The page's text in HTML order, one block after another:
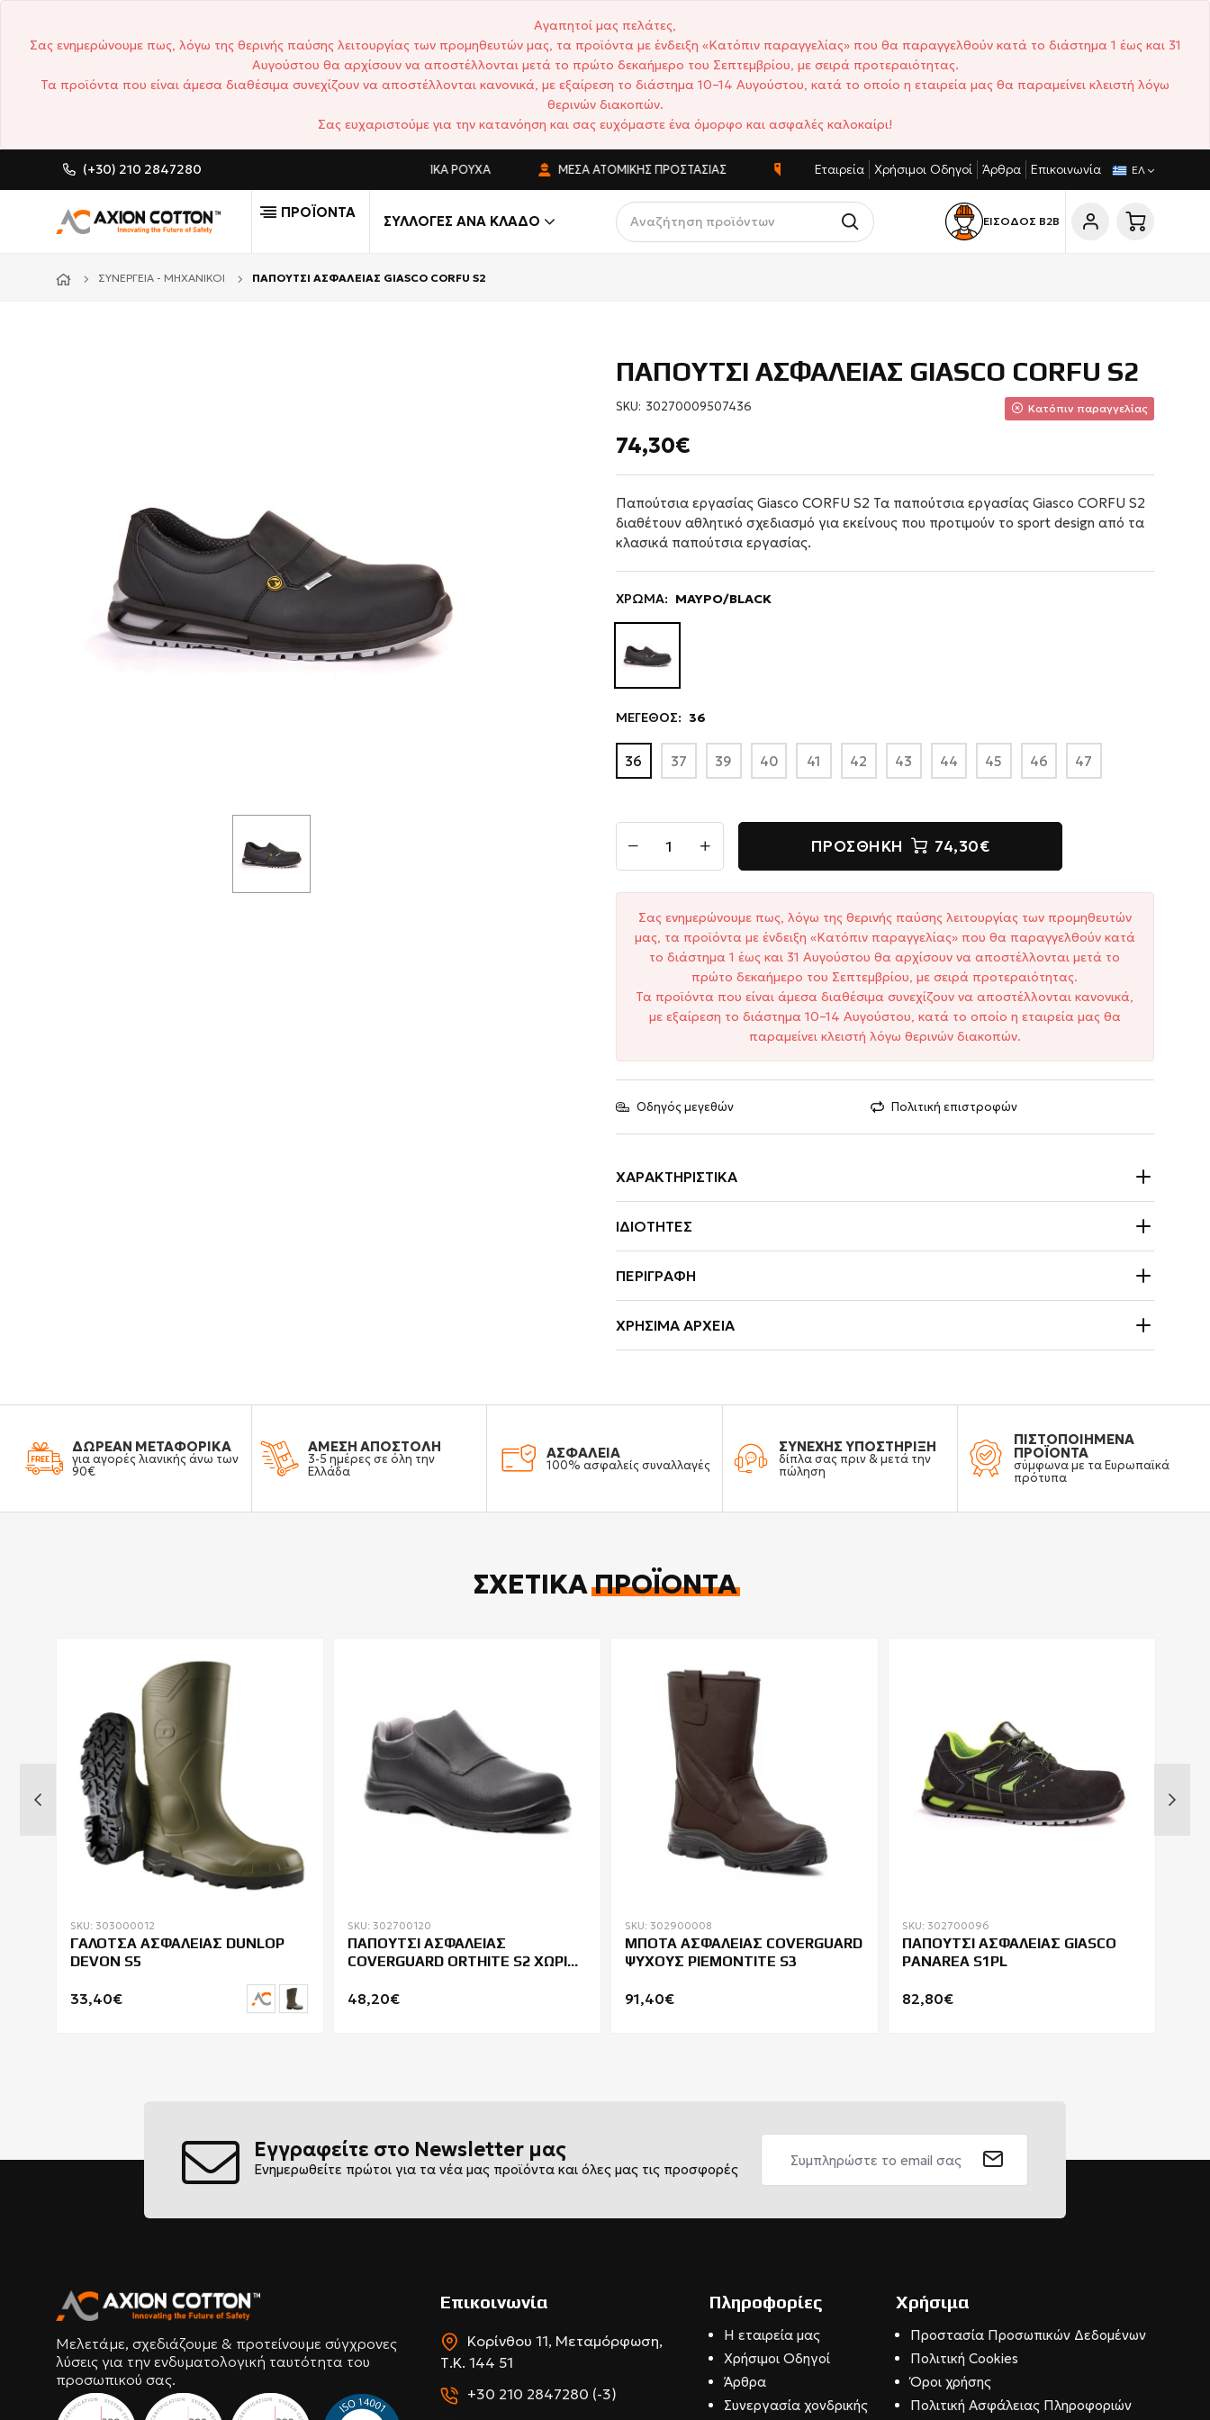
Αγαπητοί μας πελάτες,
Σας ενημερώνουμε πως, λόγω της θερινής παύσης λειτουργίας των προμηθευτών μας, τα προϊόντα με ένδειξη «Κατόπιν παραγγελίας» που θα παραγγελθούν κατά το διάστημα 1 έως και 31
Αυγούστου θα αρχίσουν να αποστέλλονται μετά το πρώτο δεκαήμερο του Σεπτεμβρίου, με σειρά προτεραιότητας.
Τα προϊόντα που είναι άμεσα διαθέσιμα συνεχίζουν να αποστέλλονται κανονικά, με εξαίρεση το διάστημα 10–14 Αυγούστου, κατά το οποίο η εταιρεία μας θα παραμείνει κλειστή λόγω
θερινών διακοπών.
Σας ευχαριστούμε για την κατανόηση και σας ευχόμαστε ένα όμορφο και ασφαλές καλοκαίρι!
(+30) 210 2847280 CUSTOM MADE ΕΠΑΓΓΕΛΜΑΤΙΚΆ ΡΟΎΧΑ ΜΈΣΑ ΑΤΟΜΙΚΉΣ ΠΡΟΣΤΑΣΊΑΣ ΑΝΤΑΓΩΝΙΣΤΙΚΈΣ ΤΙΜΈΣ ΣΎΝΤΟΜΟΙ ΧΡΌΝΟΙ ΠΑΡΆΔΟΣΗΣ
Εταιρεία Χρήσιμοι Οδηγοί Άρθρα Επικοινωνία ΕΛ
ΠΡΟΪΟΝΤΑ
ΣΥΛΛΟΓΈΣ ΑΝΆ ΚΛΆΔΟ ΕΙΣΟΔΟΣ Β2Β
ΣΥΝΕΡΓΕΊΑ - ΜΗΧΑΝΙΚΟΊ ΠΑΠΟΥΤΣΙ ΑΣΦΑΛΕΙΑΣ GIASCO CORFU S2
ΠΑΠΟΥΤΣΙ ΑΣΦΑΛΕΙΑΣ GIASCO CORFU S2
SKU: 30270009507436 Κατόπιν παραγγελίας
74,30€
Παπούτσια εργασίας Giasco CORFU S2 Τα παπούτσια εργασίας Giasco CORFU S2
διαθέτουν αθλητικό σχεδιασμό για εκείνους που προτιμούν το sport design από τα
κλασικά παπούτσια εργασίας.
ΧΡΩΜΑ: ΜΑΥΡΟ/BLACK
ΜΕΓΕΘΟΣ: 36
36 37 39 40 41 42 43 44 45 46 47
ΠΡΟΣΘΉΚΗ 74,30€
Σας ενημερώνουμε πως, λόγω της θερινής παύσης λειτουργίας των προμηθευτών
μας, τα προϊόντα με ένδειξη «Κατόπιν παραγγελίας» που θα παραγγελθούν κατά
το διάστημα 1 έως και 31 Αυγούστου θα αρχίσουν να αποστέλλονται μετά το
πρώτο δεκαήμερο του Σεπτεμβρίου, με σειρά προτεραιότητας.
Τα προϊόντα που είναι άμεσα διαθέσιμα συνεχίζουν να αποστέλλονται κανονικά,
με εξαίρεση το διάστημα 10–14 Αυγούστου, κατά το οποίο η εταιρεία μας θα
παραμείνει κλειστή λόγω θερινών διακοπών.
Οδηγός μεγεθών Πολιτική επιστροφών
ΧΑΡΑΚΤΗΡΙΣΤΙΚΆ
ΙΔΙΌΤΗΤΕΣ
ΠΕΡΙΓΡΑΦΉ
ΧΡΉΣΙΜΑ ΑΡΧΕΊΑ
ΔΩΡΕΑΝ ΜΕΤΑΦΟΡΙΚΑ
για αγορές λιανικής άνω των
90€
ΑΜΕΣΗ ΑΠΟΣΤΟΛΗ
3-5 ημέρες σε όλη την
Ελλάδα
ΑΣΦΑΛΕΙΑ
100% ασφαλείς συναλλαγές
ΣΥΝΕΧΗΣ ΥΠΟΣΤΗΡΙΞΗ
δίπλα σας πριν & μετά την
πώληση
ΠΙΣΤΟΠΟΙΗΜΕΝΑ
ΠΡΟΪΟΝΤΑ
σύμφωνα με τα Ευρωπαϊκά
πρότυπα
ΣΧΕΤΙΚΆΠΡΟΪΌΝΤΑ
SKU: 303000012
ΓΑΛΟΤΣΑ ΑΣΦΑΛΕΙΑΣ DUNLOP
DEVON S5
33,40€
SKU: 302700120
ΠΑΠΟΥΤΣΙ ΑΣΦΑΛΕΙΑΣ
COVERGUARD ORTHITE S2 ΧΩΡΙΣ
48,20€
SKU: 302900008
ΜΠΟΤΑ ΑΣΦΑΛΕΙΑΣ COVERGUARD
ΨΥΧΟΥΣ PIEMONTITE S3
91,40€
SKU: 302700096
ΠΑΠΟΥΤΣΙ ΑΣΦΑΛΕΙΑΣ GIASCO
PANAREA S1PL
82,80€
Εγγραφείτε στο Newsletter μας
Ενημερωθείτε πρώτοι για τα νέα μας προϊόντα και όλες μας τις προσφορές
Μελετάμε, σχεδιάζουμε & προτείνουμε σύγχρονες
λύσεις για την ενδυματολογική ταυτότητα του
προσωπικού σας.
Επικοινωνία
Κορίνθου 11, Μεταμόρφωση,
Τ.Κ. 144 51
+30 210 2847280 (-3)
Πληροφορίες
Η εταιρεία μας
Χρήσιμοι Οδηγοί
Άρθρα
Συνεργασία χονδρικής
Χρήσιμα
Προστασία Προσωπικών Δεδομένων
Πολιτική Cookies
Όροι χρήσης
Πολιτική Ασφάλειας Πληροφοριών